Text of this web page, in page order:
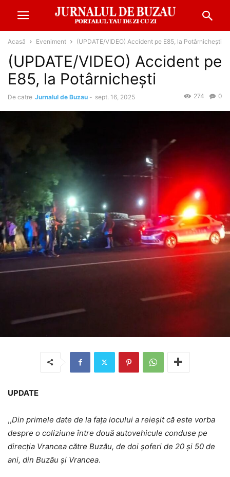
Acasă Eveniment (UPDATE/VIDEO) Accident pe E85, la Potârnichești
(UPDATE/VIDEO) Accident pe
E85, la Potârnichești
De catre Jurnalul de Buzau - sept. 16, 2025 0
274
UPDATE
,,Din primele date de la fața locului a reieșit că este vorba
despre o coliziune între două autovehicule conduse pe
direcția Vrancea către Buzău, de doi șoferi de 20 și 50 de
ani, din Buzău și Vrancea.